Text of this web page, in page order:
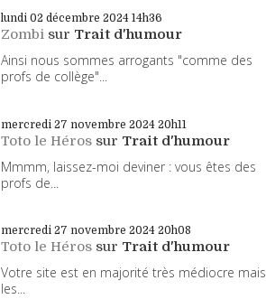
lundi 02 décembre 2024 14h36
Zombi sur Trait d'humour
Ainsi nous sommes arrogants "comme des
profs de collège"...
mercredi 27 novembre 2024 20h11
Toto le Héros sur Trait d'humour
Mmmm, laissez-moi deviner : vous êtes des
profs de...
mercredi 27 novembre 2024 20h08
Toto le Héros sur Trait d'humour
Votre site est en majorité très médiocre mais
les...